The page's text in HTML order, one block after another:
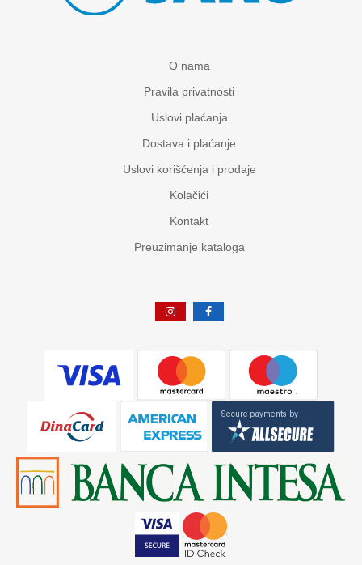
O nama
Pravila privatnosti
Uslovi plaćanja
Dostava i plaćanje
Uslovi korišćenja i prodaje
Kolačići
Kontakt
Preuzimanje kataloga